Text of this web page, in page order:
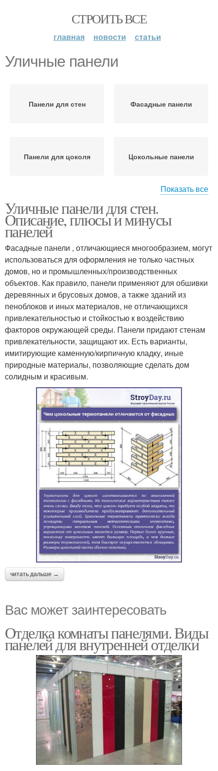
СТРОИТЬ ВСЕ
главная новости статьи
Уличные панели
Панели для стен Фасадные панели
Панели для цоколя Цокольные панели
отделки
Показать все
Уличные панели для стен.
Описание, плюсы и минусы
панелей
Фасадные панели , отличающиеся многообразием, могут
использоваться для оформления не только частных
домов, но и промышленных/производственных
объектов. Как правило, панели применяют для обшивки
деревянных и брусовых домов, а также зданий из
пеноблоков и иных материалов, не отличающихся
привлекательностью и стойкостью к воздействию
факторов окружающей среды. Панели придают стенам
привлекательности, защищают их. Есть варианты,
имитирующие каменную/кирпичную кладку, иные
природные материалы, позволяющие сделать дом
солидным и красивым.
читать дальше →
Вас может заинтересовать
Отделка комнаты панелями. Виды
панелей для внутренней отделки